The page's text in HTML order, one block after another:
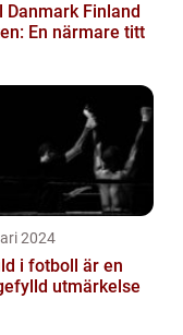
Danmark Finland
En närmare titt
2024
i fotboll är en
utmärkelse